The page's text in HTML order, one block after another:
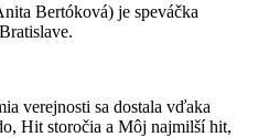
Bertóková) je speváčka
verejnosti sa dostala vďaka
Hit storočia a Môj najmilší hit,